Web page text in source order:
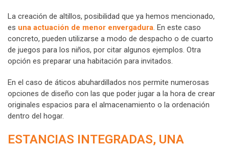
La creación de altillos, posibilidad que ya hemos mencionado,
es una actuación de menor envergadura. En este caso
concreto, pueden utilizarse a modo de despacho o de cuarto
de juegos para los niños, por citar algunos ejemplos. Otra
opción es preparar una habitación para invitados.
En el caso de áticos abuhardillados nos permite numerosas
opciones de diseño con las que poder jugar a la hora de crear
originales espacios para el almacenamiento o la ordenación
dentro del hogar.
ESTANCIAS INTEGRADAS, UNA